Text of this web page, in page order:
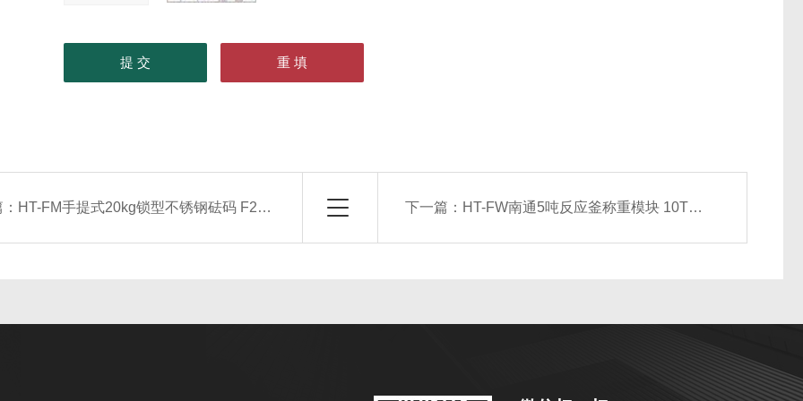
HT-FM手提式20kg锁型不锈钢砝码 F2等级25KG法码 下一篇： HT-FW南通5吨反应釜称重模块 10T槽罐称重电子秤